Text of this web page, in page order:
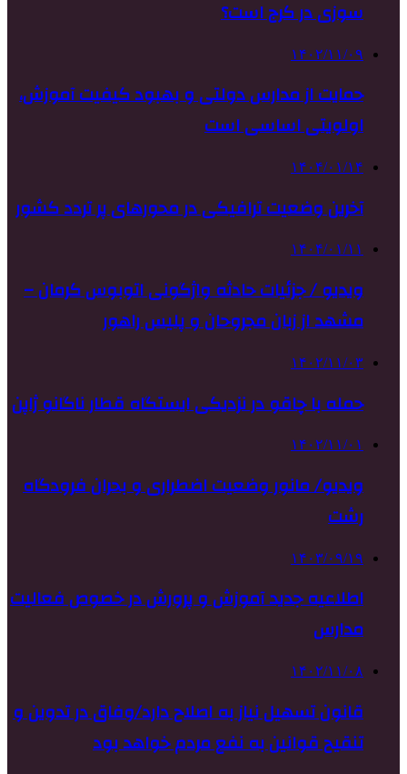
سوزی در کرج است؟
۱۴۰۲/۱۱/۰۹
حمایت از مدارس دولتی و بهبود کیفیت آموزش،
اولویتی اساسی است
۱۴۰۴/۰۱/۱۴
آخرین وضعیت ترافیکی در محورهای پر تردد کشور
۱۴۰۴/۰۱/۱۱
ویدیو / جزئیات حادثه واژگونی اتوبوس کرمان –
مشهد از زبان مجروحان و پلیس راهور
۱۴۰۲/۱۱/۰۳
حمله با چاقو در نزدیکی ایستگاه قطار ناگانو ژاپن
۱۴۰۲/۱۱/۰۱
ویدیو/ مانور وضعیت اضطراری و بحران فرودگاه
رشت
۱۴۰۳/۰۹/۱۹
اطلاعیه جدید آموزش و پرورش در خصوص فعالیت
مدارس
۱۴۰۲/۱۱/۰۸
قانون تسهیل نیاز به اصلاح دارد/وفاق در تدوین و
تنقیح قوانین به نفع مردم خواهد بود